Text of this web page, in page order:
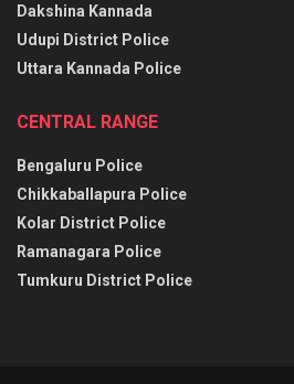
Dakshina Kannada
Udupi District Police
Uttara Kannada Police
CENTRAL RANGE
Bengaluru Police
Chikkaballapura Police
Kolar District Police
Ramanagara Police
Tumkuru District Police